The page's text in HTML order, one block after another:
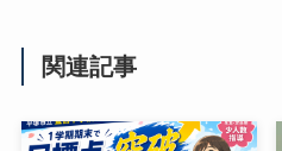
関連記事